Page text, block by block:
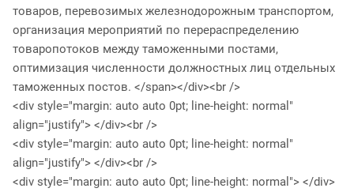
товаров, перевозимых железнодорожным транспортом,
организация мероприятий по перераспределению
товаропотоков между таможенными постами,
оптимизация численности должностных лиц отдельных
таможенных постов. </span></div><br />
<div style="margin: auto auto 0pt; line-height: normal"
align="justify"> </div><br />
<div style="margin: auto auto 0pt; line-height: normal"
align="justify"> </div><br />
<div style="margin: auto auto 0pt; line-height: normal"> </div>